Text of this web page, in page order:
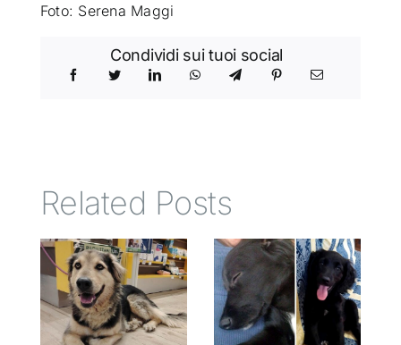
Foto: Serena Maggi
Condividi sui tuoi social
Related Posts